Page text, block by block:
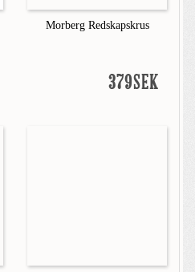
Morberg Redskapskrus
379SEK